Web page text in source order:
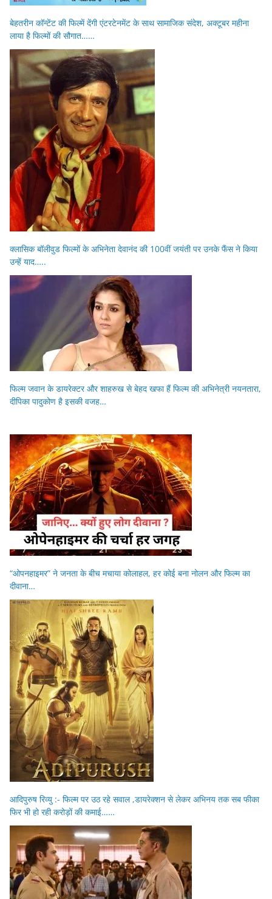
बेहतरीन कॉन्टेंट की फिल्में देंगी एंटरटेनमेंट के साथ सामाजिक संदेश, अक्टूबर महीना
लाया है फिल्मों की सौगात……
क्लासिक बॉलीवुड फिल्मों के अभिनेता देवानंद की 100वीं जयंती पर उनके फैंस ने किया
उन्हें याद…..
फिल्म जवान के डायरेक्टर और शाहरुख से बेहद खफा हैं फिल्म की अभिनेत्री नयनतारा,
दीपिका पादुकोण है इसकी वजह…
“ओपनहाइमर” ने जनता के बीच मचाया कोलाहल, हर कोई बना नोलन और फिल्म का
दीवाना…
आदिपुरुष रिव्यु :- फिल्म पर उठ रहे सवाल ,डायरेक्शन से लेकर अभिनय तक सब फीका
फिर भी हो रही करोड़ों की कमाई……